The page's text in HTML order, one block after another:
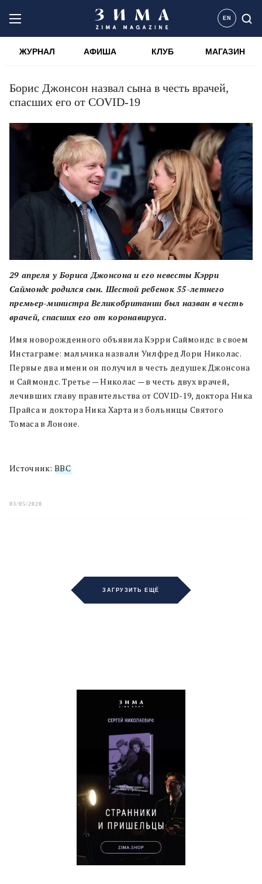
EN
ЖУРНАЛ АФИША КЛУБ МАГАЗИН
Борис Джонсон назвал сына в честь врачей,
спасших его от COVID-19
29 апреля у Бориса Джонсона и его невесты Кэрри
Саймондс родился сын. Шестой ребенок 55-летнего
премьер-министра Великобритании был назван в честь
врачей, спасших его от коронавируса.
Имя новорожденного объявила Кэрри Саймондс в своем
Инстаграме: мальчика назвали Уилфред Лори Николас.
Первые два имени он получил в честь дедушек Джонсона
и Саймондс. Третье — Николас — в честь двух врачей,
лечивших главу правительства от COVID-19, доктора Ника
Прайса и доктора Ника Харта из больницы Святого
Томаса в Лононе.
Источник: BBC
03/05/2020
ЗАГРУЗИТЬ ЕЩЁ